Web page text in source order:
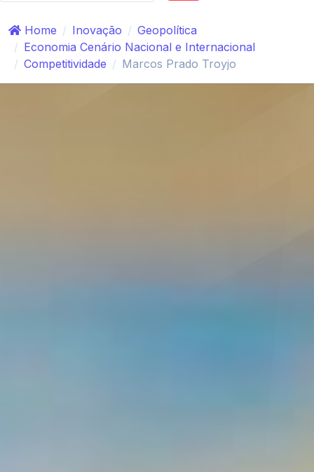
Home Inovação
Geopolítica
Economia Cenário Nacional e Internacional
Competitividade
Marcos Prado Troyjo